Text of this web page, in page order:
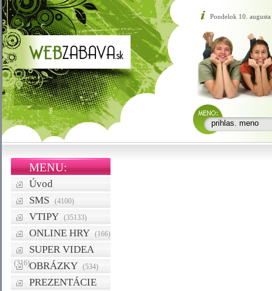
Pondelok 10.
MENU:
Úvod
SMS
(4100)
VTIPY (35133)
ONLINE HRY (166)
SUPER VIDEA
(316)OBRÁZKY (534)
PREZENTÁCIE